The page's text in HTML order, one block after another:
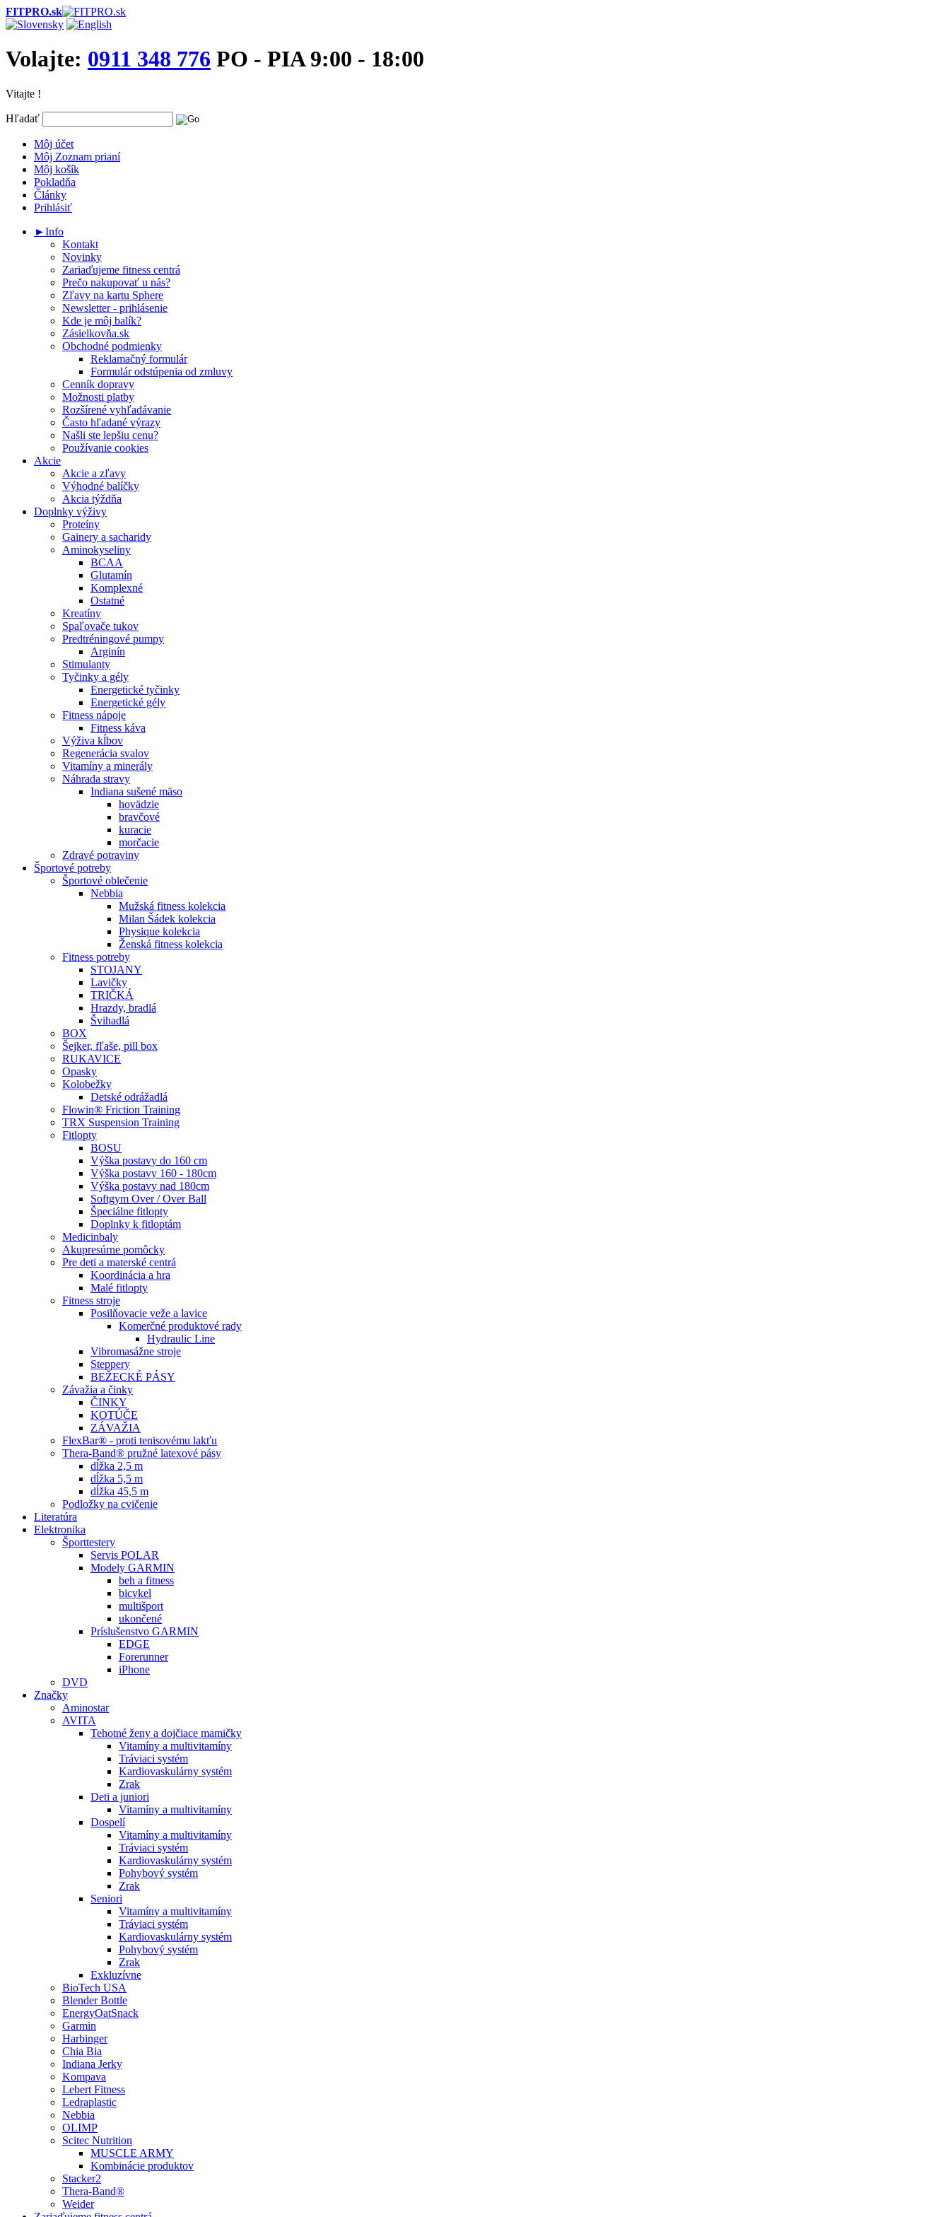
FITPRO.sk
Volajte: 0911 348 776 PO - PIA 9:00 - 18:00
Vitajte !
Hľadať
Môj účet
Môj Zoznam prianí
Môj košík
Pokladňa
Články
Prihlásiť
►Info
Kontakt
Novinky
Zariaďujeme fitness centrá
Prečo nakupovať u nás?
Zľavy na kartu Sphere
Newsletter - prihlásenie
Kde je môj balík?
Zásielkovňa.sk
Obchodné podmienky
Reklamačný formulár
Formulár odstúpenia od zmluvy
Cenník dopravy
Možnosti platby
Rozšírené vyhľadávanie
Často hľadané výrazy
Našli ste lepšiu cenu?
Používanie cookies
Akcie
Akcie a zľavy
Výhodné balíčky
Akcia týždňa
Doplnky výživy
Proteíny
Gainery a sacharidy
Aminokyseliny
BCAA
Glutamín
Komplexné
Ostatné
Kreatíny
Spaľovače tukov
Predtréningové pumpy
Arginín
Stimulanty
Tyčinky a gély
Energetické tyčinky
Energetické gély
Fitness nápoje
Fitness káva
Výživa kĺbov
Regenerácia svalov
Vitamíny a minerály
Náhrada stravy
Indiana sušené mäso
hovädzie
bravčové
kuracie
morčacie
Zdravé potraviny
Športové potreby
Športové oblečenie
Nebbia
Mužská fitness kolekcia
Milan Šádek kolekcia
Physique kolekcia
Ženská fitness kolekcia
Fitness potreby
STOJANY
Lavičky
TRIČKÁ
Hrazdy, bradlá
Švihadlá
BOX
Šejker, fľaše, pill box
RUKAVICE
Opasky
Kolobežky
Detské odrážadlá
Flowin® Friction Training
TRX Suspension Training
Fitlopty
BOSU
Výška postavy do 160 cm
Výška postavy 160 - 180cm
Výška postavy nad 180cm
Softgym Over / Over Ball
Špeciálne fitlopty
Doplnky k fitloptám
Medicinbaly
Akupresúrne pomôcky
Pre deti a materské centrá
Koordinácia a hra
Malé fitlopty
Fitness stroje
Posilňovacie veže a lavice
Komerčné produktové rady
Hydraulic Line
Vibromasážne stroje
Steppery
BEŽECKÉ PÁSY
Závažia a činky
ČINKY
KOTÚČE
ZÁVAŽIA
FlexBar® - proti tenisovému lakťu
Thera-Band® pružné latexové pásy
dĺžka 2,5 m
dĺžka 5,5 m
dĺžka 45,5 m
Podložky na cvičenie
Literatúra
Elektronika
Športtestery
Servis POLAR
Modely GARMIN
beh a fitness
bicykel
multišport
ukončené
Príslušenstvo GARMIN
EDGE
Forerunner
iPhone
DVD
Značky
Aminostar
AVITA
Tehotné ženy a dojčiace mamičky
Vitamíny a multivitamíny
Tráviaci systém
Kardiovaskulárny systém
Zrak
Deti a juniori
Vitamíny a multivitamíny
Dospelí
Vitamíny a multivitamíny
Tráviaci systém
Kardiovaskulárny systém
Pohybový systém
Zrak
Seniori
Vitamíny a multivitamíny
Tráviaci systém
Kardiovaskulárny systém
Pohybový systém
Zrak
Exkluzívne
BioTech USA
Blender Bottle
EnergyOatSnack
Garmin
Harbinger
Chia Bia
Indiana Jerky
Kompava
Lebert Fitness
Ledraplastic
Nebbia
OLIMP
Scitec Nutrition
MUSCLE ARMY
Kombinácie produktov
Stacker2
Thera-Band®
Weider